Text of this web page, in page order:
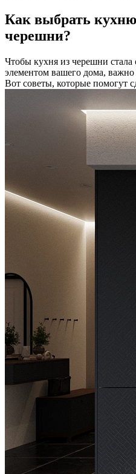
Как выбрать
черешни?
Чтобы кухня из черешни
элементом вашего дома, важно
Вот советы, которые помогут